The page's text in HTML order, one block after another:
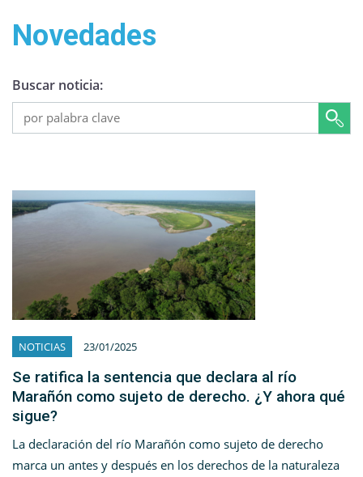
Novedades
Buscar noticia:
NOTICIAS 23/01/2025
Se ratifica la sentencia que declara al río
Marañón como sujeto de derecho. ¿Y ahora qué
sigue?
La declaración del río Marañón como sujeto de derecho
marca un antes y después en los derechos de la naturaleza